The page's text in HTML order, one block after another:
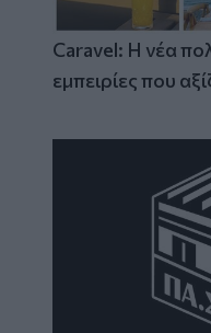
Caravel: Η νέα
εμπειρίες που